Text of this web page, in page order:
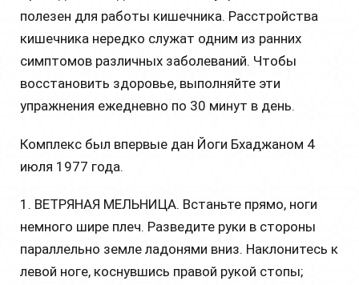
полезен для работы кишечника. Расстройства
кишечника нередко служат одним из ранних
симптомов различных заболеваний. Чтобы
восстановить здоровье, выполняйте эти
упражнения ежедневно по 30 минут в день.
Комплекс был впервые дан Йоги Бхаджаном 4
июля 1977 года.
1. ВЕТРЯНАЯ МЕЛЬНИЦА. Встаньте прямо, ноги
немного шире плеч. Разведите руки в стороны
параллельно земле ладонями вниз. Наклонитесь к
левой ноге, коснувшись правой рукой стопы;